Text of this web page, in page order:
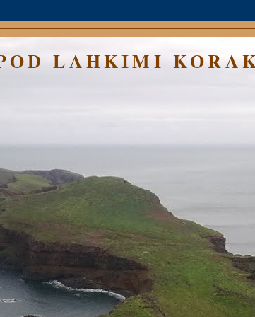
LAHKIMI